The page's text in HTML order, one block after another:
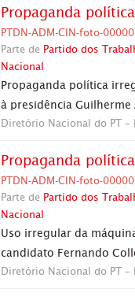
PTDN-ADM-CIN-foto-
Parte de Partido dos
Nacional
Propaganda política
à presidência Guilherme
Diretório Nacional do PT –
PTDN-ADM-CIN-foto-
Parte de Partido dos
Nacional
Uso irregular da
candidato Fernando
Diretório Nacional do PT –